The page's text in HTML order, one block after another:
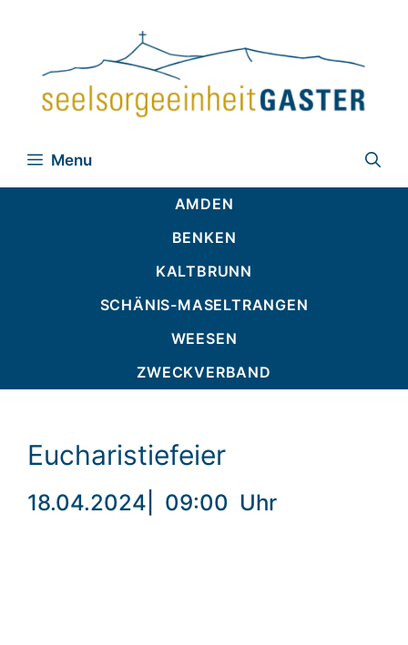
Menu
AMDEN
BENKEN
KALTBRUNN
SCHÄNIS-MASELTRANGEN
WEESEN
ZWECKVERBAND
Eucharistiefeier
18.04.2024 09:00 Uhr